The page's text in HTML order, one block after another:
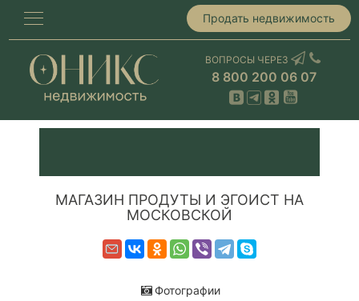
Продать недвижимость
ВОПРОСЫ ЧЕРЕЗ
8 800 200 06 07
МАГАЗИН ПРОДУТЫ И ЭГОИСТ НА
МОСКОВСКОЙ
Фотографии